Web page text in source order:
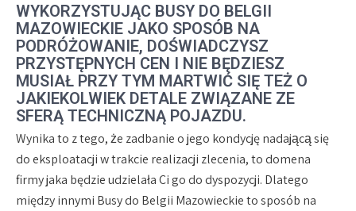
WYKORZYSTUJĄC BUSY DO BELGII
MAZOWIECKIE JAKO SPOSÓB NA
PODRÓŻOWANIE, DOŚWIADCZYSZ
PRZYSTĘPNYCH CEN I NIE BĘDZIESZ
MUSIAŁ PRZY TYM MARTWIĆ SIĘ TEŻ O
JAKIEKOLWIEK DETALE ZWIĄZANE ZE
SFERĄ TECHNICZNĄ POJAZDU.
Wynika to z tego, że zadbanie o jego kondycję nadającą się
do eksploatacji w trakcie realizacji zlecenia, to domena
firmy jaka będzie udzielała Ci go do dyspozycji. Dlatego
między innymi Busy do Belgii Mazowieckie to sposób na